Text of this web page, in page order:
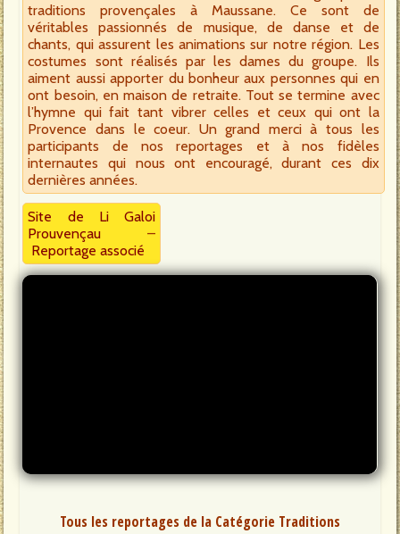
traditions provençales à Maussane. Ce sont de
véritables passionnés de musique, de danse et de
chants, qui assurent les animations sur notre région. Les
costumes sont réalisés par les dames du groupe. Ils
aiment aussi apporter du bonheur aux personnes qui en
ont besoin, en maison de retraite. Tout se termine avec
l’hymne qui fait tant vibrer celles et ceux qui ont la
Provence dans le coeur. Un grand merci à tous les
participants de nos reportages et à nos fidèles
internautes qui nous ont encouragé, durant ces dix
dernières années.
Site de Li Galoi
Prouvençau –
Reportage associé
Tous les reportages de la Catégorie Traditions